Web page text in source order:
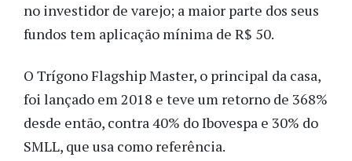
no investidor de varejo; a maior parte dos seus
fundos tem aplicação mínima de R$ 50.
O Trígono Flagship Master, o principal da casa,
foi lançado em 2018 e teve um retorno de 368%
desde então, contra 40% do Ibovespa e 30% do
SMLL, que usa como referência.